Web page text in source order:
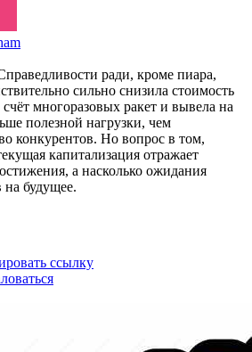
ради, кроме пиара,
сильно снизила стоимость
счёт многоразовых ракет и вывела на
полезной нагрузки, чем
конкурентов. Но вопрос в том,
капитализация отражает
а насколько ожидания
на будущее.
ссылку